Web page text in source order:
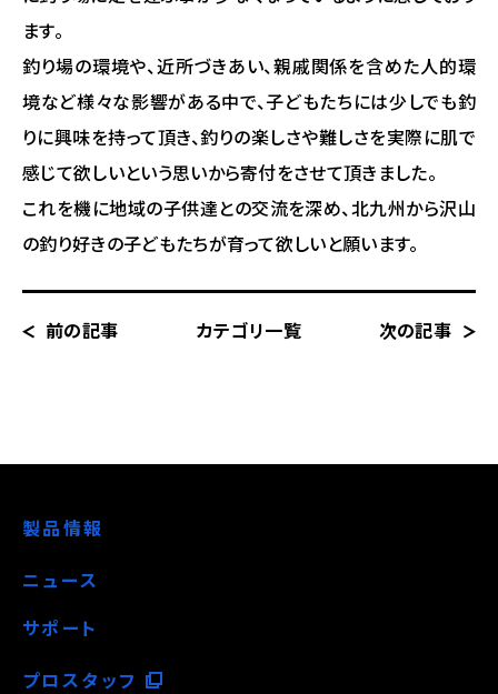
ます。
釣り場の環境や、近所づきあい、親戚関係を含めた人的環
境など様々な影響がある中で、子どもたちには少しでも釣
りに興味を持って頂き、釣りの楽しさや難しさを実際に肌で
感じて欲しいという思いから寄付をさせて頂きました。
これを機に地域の子供達との交流を深め、北九州から沢山
の釣り好きの子どもたちが育って欲しいと願います。
前の記事 カテゴリ一覧 次の記事
製品情報
ニュース
サポート
プロスタッフ